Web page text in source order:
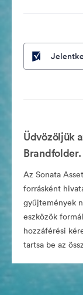
Üdvözöljük
Brandfolder.
Az Sonata
forrásként
gyűjtemények
eszközök
hozzáférési
tartsa be az